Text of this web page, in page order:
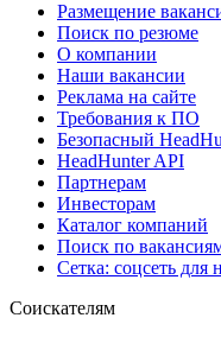
Размещение
Поиск по резюме
О компании
Наши вакансии
Реклама на сайте
Требования к ПО
Безопасный
HeadHunter API
Партнерам
Инвесторам
Каталог компаний
Поиск по
Сетка: соцсеть для
Соискателям